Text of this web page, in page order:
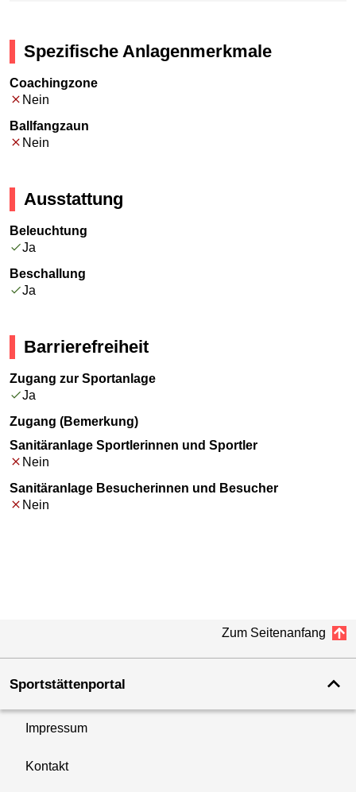
Spezifische Anlagenmerkmale
Coachingzone
Nein
Ballfangzaun
Nein
Ausstattung
Beleuchtung
Ja
Beschallung
Ja
Barrierefreiheit
Zugang zur Sportanlage
Ja
Zugang (Bemerkung)
Sanitäranlage Sportlerinnen und Sportler
Nein
Sanitäranlage Besucherinnen und Besucher
Nein
Zum Seitenanfang
Sportstättenportal
Impressum
Kontakt